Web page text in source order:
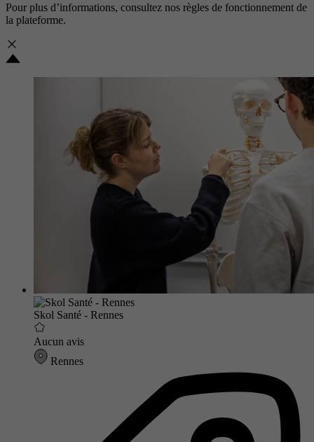
Pour plus d’informations, consultez nos règles de fonctionnement de
la plateforme.
Skol Santé - Rennes
Aucun avis
Rennes